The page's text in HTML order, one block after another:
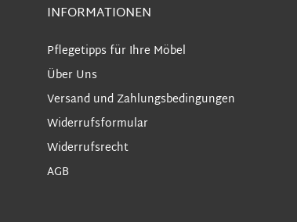
INFORMATIONEN
Pflegetipps für Ihre Möbel
Über Uns
Versand und Zahlungsbedingungen
Widerrufsformular
Widerrufsrecht
AGB